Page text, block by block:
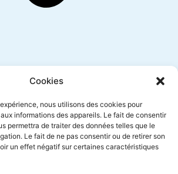
Cookies
nous utilisons des cookies pour
informations des appareils. Le fait de consentir
permettra de traiter des données telles que le
Le fait de ne pas consentir ou de retirer son
un effet négatif sur certaines caractéristiques